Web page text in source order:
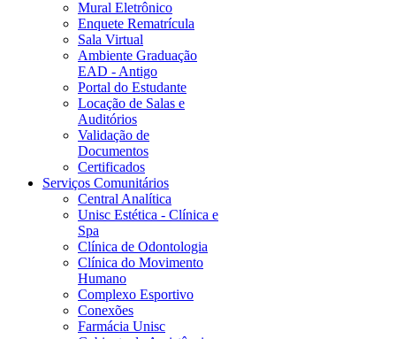
Mural Eletrônico
Enquete Rematrícula
Sala Virtual
Ambiente Graduação
EAD - Antigo
Portal do Estudante
Locação de Salas e
Auditórios
Validação de
Documentos
Certificados
Serviços Comunitários
Central Analítica
Unisc Estética - Clínica e
Spa
Clínica de Odontologia
Clínica do Movimento
Humano
Complexo Esportivo
Conexões
Farmácia Unisc